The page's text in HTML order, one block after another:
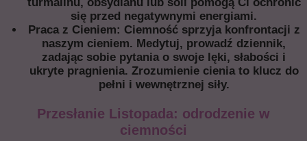
się przed negatywnymi energiami.
Praca z Cieniem: Ciemność sprzyja konfrontacji z
naszym cieniem. Medytuj, prowadź dziennik,
zadając sobie pytania o swoje lęki, słabości i
ukryte pragnienia. Zrozumienie cienia to klucz do
pełni i wewnętrznej siły.
Przesłanie Listopada: odrodzenie w
ciemności